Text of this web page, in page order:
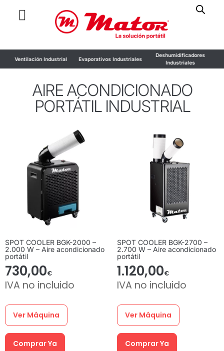
Evaporativos Industriales
Industriales
Humidificadores
Industriales
AIRE ACONDICIONADO
PORTÁTIL INDUSTRIAL
SPOT COOLER BGK-2000 –
2.000 W – Aire acondicionado
portátil
730,00€
IVA no incluido
Ver Máquina
Comprar Ya
SPOT COOLER BGK-2700 –
2.700 W – Aire acondicionado
portátil
1.120,00€
IVA no incluido
Ver Máquina
Comprar Ya